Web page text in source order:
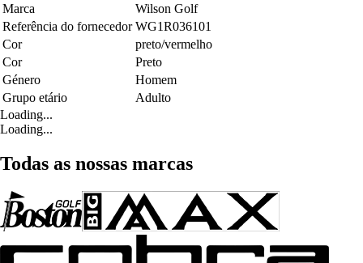
Marca
Wilson Golf
Referência do fornecedor WG1R036101
Cor
preto/vermelho
Cor
Preto
Género
Homem
Grupo etário
Adulto
Loading...
Loading...
Todas as nossas marcas